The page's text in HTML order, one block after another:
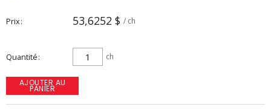
Prix 53,6252 $ / ch
Quantité ch
AJOUTER AU
PANIER